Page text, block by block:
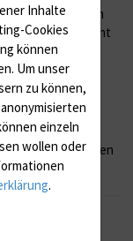
(Station
geschieht
Beziehung
Weiterbildung
zu erheben
Inhalte
Cookies
können
Um unser
zu können,
einzeln
wollen oder
.